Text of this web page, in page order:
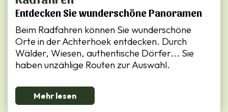
Entdecken Sie wunderschöne Panoramen
Beim Radfahren können Sie wunderschöne
Orte in der Achterhoek entdecken. Durch
Wälder, Wiesen, authentische Dörfer... Sie
haben unzählige Routen zur Auswahl.
Mehr lesen